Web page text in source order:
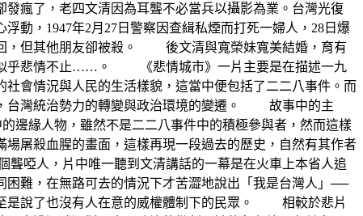
瘋了，老四文清因為耳聾不必當兵以攝影為業。台灣光復
動，1947年2月27日警察因查緝私煙而打死一婦人，28日爆
回，但其他朋友卻被殺。 後文清與寬榮妹寬美結婚，育有
似乎悲情不止……。 《悲情城市》一片主要是在描述一九
會情況與人民的生活樣貌，這當中便包括了二二八事件。而
，台灣統治勢力的轉變與政治環境的變遷。 故事中的主
邊緣人物，雖然不是二二八事件中的積極參與者，然而這樣
屠殺血腥的畫面，這樣再現一段過去的歷史，自然有其作者
啞人，片中唯一聽到文清講話的一幕是在火車上本省人追
難，在無路可去的情況下才苦澀地說出「我是台灣人」──
至是說了也沒有人在意的威權體制下的民眾。 相較於悲片